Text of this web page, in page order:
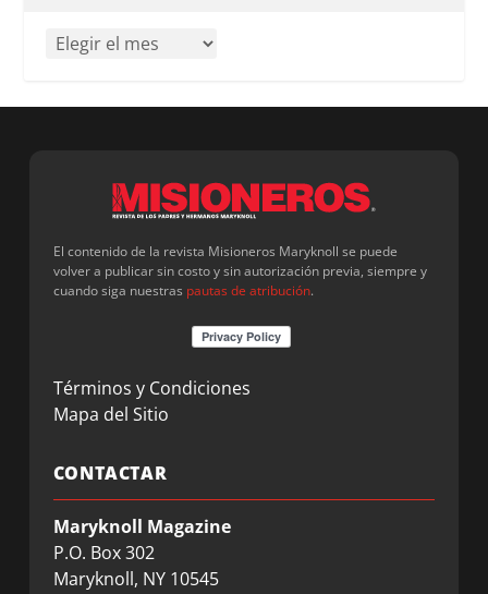
El contenido de la revista Misioneros Maryknoll se puede
volver a publicar sin costo y sin autorización previa, siempre y
cuando siga nuestras pautas de atribución.
Términos y Condiciones
Mapa del Sitio
CONTACTAR
Maryknoll Magazine
P.O. Box 302
Maryknoll, NY 10545